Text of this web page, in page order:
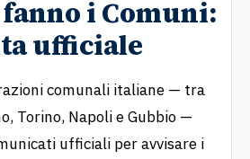
fanno i Comuni:
ufficiale
comunali italiane — tra
Torino, Napoli e Gubbio —
ufficiali per avvisare i